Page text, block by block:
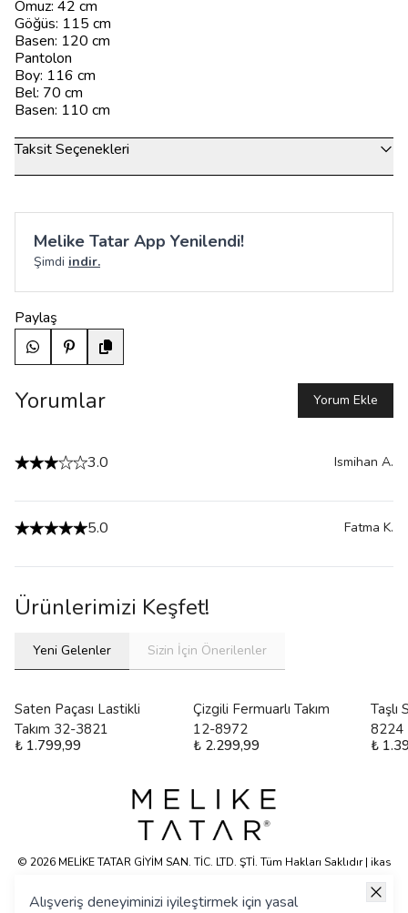
Alışveriş deneyiminizi iyileştirmek için yasal
Omuz: 42 cm
Göğüs: 115 cm
Basen: 120 cm
Pantolon
Boy: 116 cm
Bel: 70 cm
Basen: 110 cm
Taksit Seçenekleri
Melike Tatar App Yenilendi!
Şimdi indir.
Paylaş
Yorumlar Yorum Ekle
3.0 Ismihan A.
5.0 Fatma K.
Ürünlerimizi Keşfet!
Yeni Gelenler Sizin İçin Önerilenler
Saten Paçası Lastikli
Takım 32-3821
₺ 1.799,99
Çizgili Fermuarlı Takım
12-8972
₺ 2.299,99
Taşlı
8224
₺
© 2026 MELİKE TATAR GİYİM SAN. TİC. LTD. ŞTİ. Tüm Hakları Saklıdır | ikas